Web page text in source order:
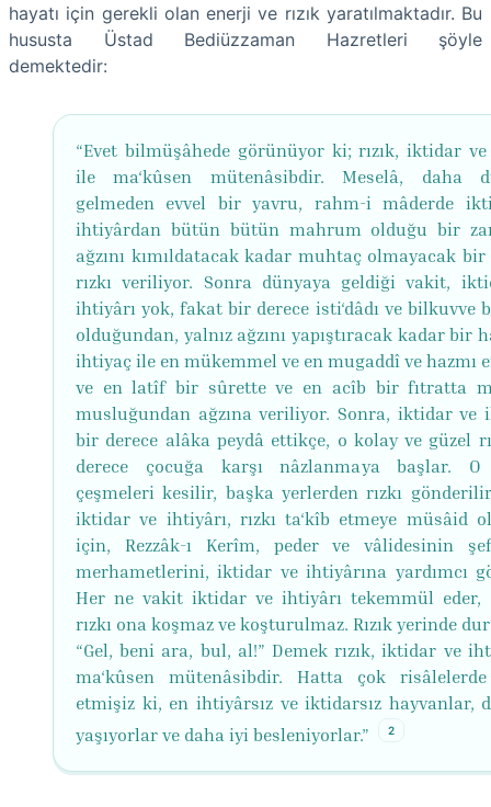
hayatı için gerekli olan enerji ve rızık yaratılmaktadır. Bu
hususta Üstad Bediüzzaman Hazretleri şöyle
demektedir:
“Evet bilmüşâhede görünüyor ki; rızık, iktidar
ile ma‘kûsen mütenâsibdir. Meselâ, daha
gelmeden evvel bir yavru, rahm-i mâderde
ihtiyârdan bütün bütün mahrum olduğu bir
ağzını kımıldatacak kadar muhtaç olmayacak
rızkı veriliyor. Sonra dünyaya geldiği vakit,
ihtiyârı yok, fakat bir derece isti‘dâdı ve bilkuvve
olduğundan, yalnız ağzını yapıştıracak kadar bir
ihtiyaç ile en mükemmel ve en mugaddî ve hazmı
ve en latîf bir sûrette ve en acîb bir fıtratta
musluğundan ağzına veriliyor. Sonra, iktidar ve
bir derece alâka peydâ ettikçe, o kolay ve güzel
derece çocuğa karşı nâzlanmaya başlar. O
çeşmeleri kesilir, başka yerlerden rızkı
iktidar ve ihtiyârı, rızkı ta‘kîb etmeye müsâid
için, Rezzâk-ı Kerîm, peder ve vâlidesinin
merhametlerini, iktidar ve ihtiyârına yardımcı
Her ne vakit iktidar ve ihtiyârı tekemmül eder,
rızkı ona koşmaz ve koşturulmaz. Rızık yerinde
“Gel, beni ara, bul, al!” Demek rızık, iktidar ve
ma‘kûsen mütenâsibdir. Hatta çok
etmişiz ki, en ihtiyârsız ve iktidarsız hayvanlar,
yaşıyorlar ve daha iyi besleniyorlar.”
2